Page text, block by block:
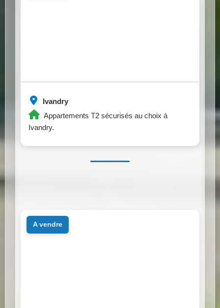
Ivandry
Appartements T2 sécurisés au choix à
Ivandry.
a vendre